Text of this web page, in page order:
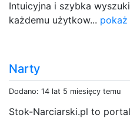
Intuicyjna i szybka
każdemu użytkow... pokaż
Narty
Dodano: 14 lat 5 miesięcy temu
Stok-Narciarski.pl to